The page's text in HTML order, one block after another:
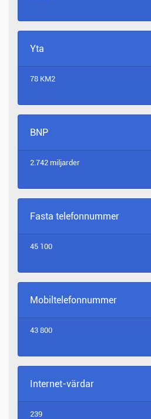
Yta
78 KM2
BNP
2.742 miljarder
Fasta telefonnummer
45 100
Mobiltelefonnummer
43 800
Internet-värdar
239